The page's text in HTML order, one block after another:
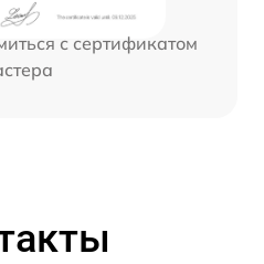
с сертификатом